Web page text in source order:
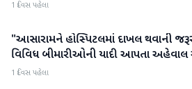
1 દિવસ પહેલા
રાષ્ટ્રીય
"આસારામને હોસ્પિટલમાં દાખલ થવાની
વિવિધ બીમારીઓની યાદી આપતા
1 દિવસ પહેલા